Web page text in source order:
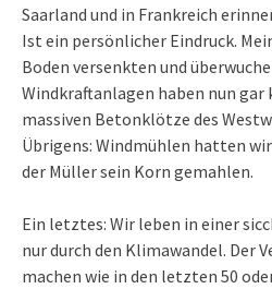
Saarland und in Frankreich
Ist ein persönlicher Eindruck.
Boden versenkten und
Windkraftanlagen haben nun
massiven Betonklötze des
Übrigens: Windmühlen hatten
der Müller sein Korn gemahlen.
Ein letztes: Wir leben in einer
nur durch den Klimawandel. Der
machen wie in den letzten 50